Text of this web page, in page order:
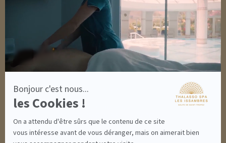
Axeptio
Bonjour c'est nous...
les Cookies !
On a attendu d'être sûrs que le contenu de ce site
vous intéresse avant de vous déranger, mais on aimerait bien
DÉCOUVRIR EN IMAGES
NEWSLETTERS
8 BONNES RAISONS DE VENIR
MON COMPTE
MON PANIER
MENTIONS LÉGALES
CONDITIONS GÉNÉRALES - BONS CADEAUX
POLITIQUE DE CONFIDENTIALITÉ